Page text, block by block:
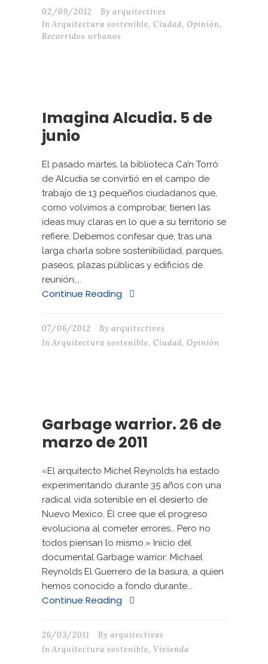
02/09/2012 By arquitectives
In Arquitectura sostenible, Ciudad, Opinión,
Recorridos urbanos
Imagina Alcudia. 5 de
junio
El pasado martes, la biblioteca Ca’n Torró
de Alcudia se convirtió en el campo de
trabajo de 13 pequeños ciudadanos que,
como volvimos a comprobar, tienen las
ideas muy claras en lo que a su territorio se
refiere. Debemos confesar que, tras una
larga charla sobre sostenibilidad, parques,
paseos, plazas públicas y edificios de
reunión,...
Continue Reading
07/06/2012 By arquitectives
In Arquitectura sostenible, Ciudad, Opinión
Garbage warrior. 26 de
marzo de 2011
«El arquitecto Michel Reynolds ha estado
experimentando durante 35 años con una
radical vida sotenible en el desierto de
Nuevo Mexico. Él cree que el progreso
evoluciona al cometer errores… Pero no
todos piensan lo mismo.» Inicio del
documental Garbage warrior: Michael
Reynolds El Guerrero de la basura, a quien
hemos conocido a fondo durante...
Continue Reading
26/03/2011 By arquitectives
In Arquitectura sostenible, Vivienda